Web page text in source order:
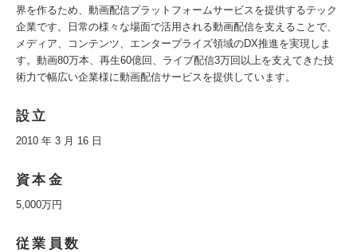
界を作るため、動画配信プラットフォームサービスを提供するテック
企業です。日常の様々な場面で活用される動画配信を支えることで、
メディア、コンテンツ、エンタープライズ領域のDX推進を実現しま
す。動画80万本、再生60億回、ライブ配信3万回以上を支えてきた技
術力で幅広い企業様に動画配信サービスを提供しています。
設立
2010 年 3 月 16 日
資本金
5,000万円
従業員数